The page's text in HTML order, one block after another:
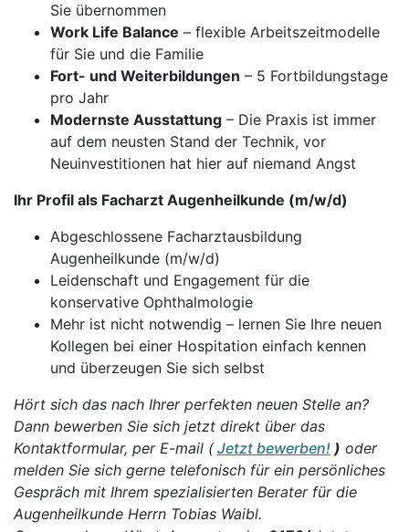
Sie übernommen
Work Life Balance – flexible Arbeitszeitmodelle
für Sie und die Familie
Fort- und Weiterbildungen – 5 Fortbildungstage
pro Jahr
Modernste Ausstattung – Die Praxis ist immer
auf dem neusten Stand der Technik, vor
Neuinvestitionen hat hier auf niemand Angst
Ihr Profil als Facharzt Augenheilkunde (m/w/d)
Abgeschlossene Facharztausbildung
Augenheilkunde (m/w/d)
Leidenschaft und Engagement für die
konservative Ophthalmologie
Mehr ist nicht notwendig – lernen Sie Ihre neuen
Kollegen bei einer Hospitation einfach kennen
und überzeugen Sie sich selbst
Hört sich das nach Ihrer perfekten neuen Stelle an?
Dann bewerben Sie sich jetzt direkt über das
Kontaktformular, per E-mail ( Jetzt bewerben! ) oder
melden Sie sich gerne telefonisch für ein persönliches
Gespräch mit Ihrem spezialisierten Berater für die
Augenheilkunde Herrn Tobias Waibl.